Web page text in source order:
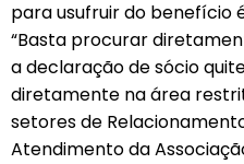
para usufruir do benefício
“Basta procurar
a declaração de sócio
diretamente na área
setores de
Atendimento da